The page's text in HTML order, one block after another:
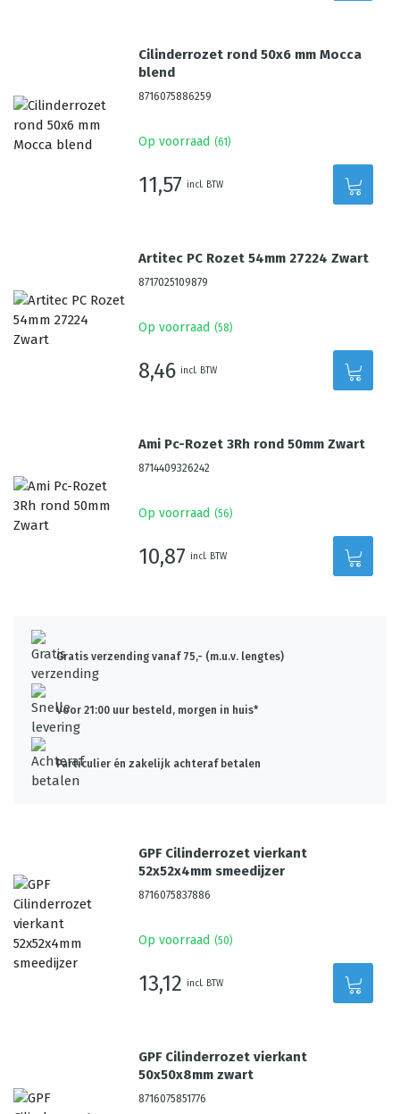
Cilinderrozet rond 50x6 mm Mocca
blend
8716075886259
Op voorraad (61 )
11,57 incl. BTW
Artitec PC Rozet 54mm 27224 Zwart
8717025109879
Op voorraad (58)
8,46 incl. BTW
Ami Pc-Rozet 3Rh rond 50mm Zwart
8714409326242
Op voorraad (56)
10,87 incl. BTW
Gratis verzending vanaf 75,- (m.u.v. lengtes)
Voor 21:00 uur besteld, morgen in huis*
Particulier én zakelijk achteraf betalen
GPF Cilinderrozet vierkant
52x52x4mm smeedijzer
8716075837886
Op voorraad (50)
13,12 incl. BTW
GPF Cilinderrozet vierkant
50x50x8mm zwart
8716075851776